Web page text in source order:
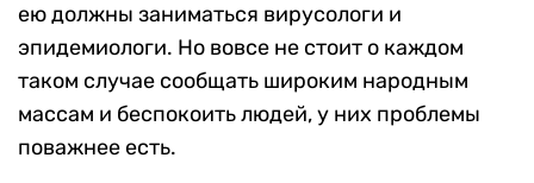
ею должны заниматься вирусологи и
эпидемиологи. Но вовсе не стоит о каждом
таком случае сообщать широким народным
массам и беспокоить людей, у них проблемы
поважнее есть.